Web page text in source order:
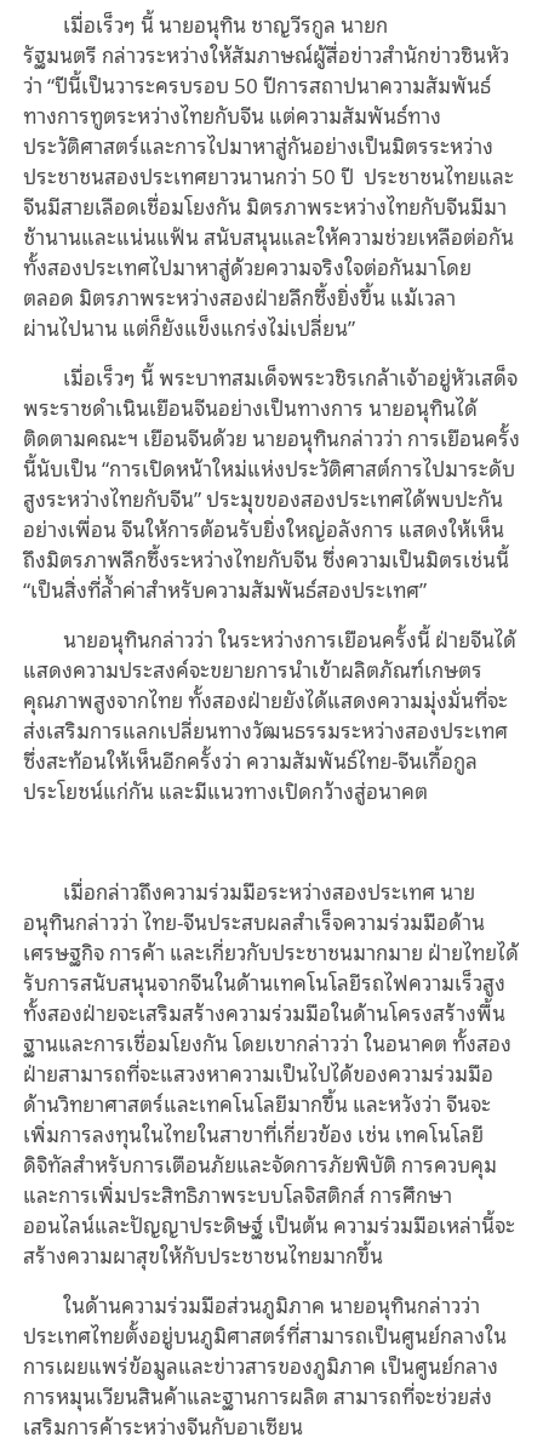
เมื่อเร็วๆ นี้ นายอนุทิน ชาญวีรกูลนายก
รัฐมนตรี กล่าวระหว่างให้สัมภาษณ์ผู้สื่อข่าวสำนักข่าวซินหัว
ว่า “ปีนี้เป็นวาระครบรอบ 50 ปีการสถาปนาความสัมพันธ์
ทางการทูตระหว่างไทยกับจีน แต่ความสัมพันธ์ทาง
ประวัติศาสตร์และการไปมาหาสู่กันอย่างเป็นมิตรระหว่าง
ประชาชนสองประเทศยาวนานกว่า 50 ปี ประชาชนไทยและ
จีนมีสายเลือดเชื่อมโยงกัน มิตรภาพระหว่างไทยกับจีนมีมา
ช้านานและแน่นแฟ้น สนับสนุนและให้ความช่วยเหลือต่อกัน
ทั้งสองประเทศไปมาหาสู่ด้วยความจริงใจต่อกันมาโดย
ตลอด มิตรภาพระหว่างสองฝ่ายลึกซึ้งยิ่งขึ้น แม้เวลา
ผ่านไปนาน แต่ก็ยังแข็งแกร่งไม่เปลี่ยน”
เมื่อเร็วๆ นี้ พระบาทสมเด็จพระวชิรเกล้าเจ้าอยู่หัวเสด็จ
พระราชดำเนินเยือนจีนอย่างเป็นทางการ นายอนุทินได้
ติดตามคณะฯ เยือนจีนด้วยนายอนุทินกล่าวว่า การเยือนครั้ง
นี้นับเป็น “การเปิดหน้าใหม่แห่งประวัติศาสต์การไปมาระดับ
สูงระหว่างไทยกับจีน” ประมุขของสองประเทศได้พบปะกัน
อย่างเพื่อนจีนให้การต้อนรับยิ่งใหญ่อลังการ แสดงให้เห็น
ถึงมิตรภาพลึกซึ้งระหว่างไทยกับจีน ซึ่งความเป็นมิตรเช่นนี้
“เป็นสิ่งที่ล้ำค่าสำหรับความสัมพันธ์สองประเทศ”
นายอนุทินกล่าวว่า ในระหว่างการเยือนครั้งนี้ ฝ่ายจีนได้
แสดงความประสงค์จะขยายการนำเข้าผลิตภัณฑ์เกษตร
คุณภาพสูงจากไทย ทั้งสองฝ่ายยังได้แสดงความมุ่งมั่นที่จะ
ส่งเสริมการแลกเปลี่ยนทางวัฒนธรรมระหว่างสองประเทศ
ซึ่งสะท้อนให้เห็นอีกครั้งว่า ความสัมพันธ์ไทย-จีนเกื้อกูล
ประโยชน์แก่กัน และมีแนวทางเปิดกว้างสู่อนาคต
เมื่อกล่าวถึงความร่วมมือระหว่างสองประเทศ นาย
อนุทินกล่าวว่า ไทย-จีนประสบผลสำเร็จความร่วมมือด้าน
เศรษฐกิจการค้า และเกี่ยวกับประชาชนมากมาย ฝ่ายไทยได้
รับการสนับสนุนจากจีนในด้านเทคโนโลยีรถไฟความเร็วสูง
ทั้งสองฝ่ายจะเสริมสร้างความร่วมมือในด้านโครงสร้างพื้น
ฐานและการเชื่อมโยงกันโดยเขากล่าวว่า ในอนาคต ทั้งสอง
ฝ่ายสามารถที่จะแสวงหาความเป็นไปได้ของความร่วมมือ
ด้านวิทยาศาสตร์และเทคโนโลยีมากขึ้น และหวังว่า จีนจะ
เพิ่มการลงทุนในไทยในสาขาที่เกี่ยวข้อง เช่น เทคโนโลยี
ดิจิทัลสําหรับการเตือนภัยและจัดการภัยพิบัติ การควบคุม
และการเพิ่มประสิทธิภาพระบบโลจิสติกส์ การศึกษา
ออนไลน์และปัญญาประดิษฐ์ เป็นต้น ความร่วมมือเหล่านี้จะ
สร้างความผาสุขให้กับประชาชนไทยมากขึ้น
ในด้านความร่วมมือส่วนภูมิภาค นายอนุทินกล่าวว่า
ประเทศไทยตั้งอยู่บนภูมิศาสตร์ที่สามารถเป็นศูนย์กลางใน
การเผยแพร่ข้อมูลและข่าวสารของภูมิภาค เป็นศูนย์กลาง
การหมุนเวียนสินค้าและฐานการผลิต สามารถที่จะช่วยส่ง
เสริมการค้าระหว่างจีนกับอาเซียน